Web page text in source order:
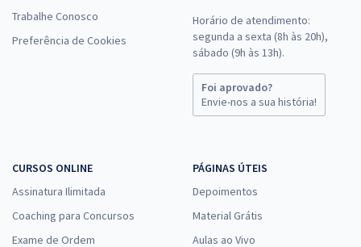
Trabalhe Conosco
Preferência de Cookies
Horário de atendimento:
segunda a sexta (8h às 20h),
sábado (9h às 13h).
Foi aprovado?
Envie-nos a sua história!
CURSOS ONLINE
Assinatura Ilimitada
Coaching para Concursos
Exame de Ordem
PÁGINAS ÚTEIS
Depoimentos
Material Grátis
Aulas ao Vivo